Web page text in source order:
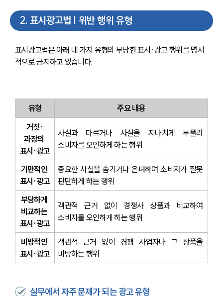
2. 표시광고법 | 위반 행위 유형
표시광고법은 아래 네 가지 유형의 부당한 표시·광고 행위를 명시
적으로 금지하고 있습니다.
유형
주요 내용
거짓·
과장의
표시·광고
사실과 다르거나 사실을 지나치게 부풀려
소비자를 오인하게 하는 행위
기만적인
표시·광고
중요한 사실을 숨기거나 은폐하여 소비자가 잘못
판단하게 하는 행위
부당하게
비교하는
표시·광고
객관적 근거 없이 경쟁사 상품과 비교하여
소비자를 오인하게 하는 행위
비방적인
표시·광고
객관적 근거 없이 경쟁 사업자나 그 상품을
비방하는 행위
실무에서 자주 문제가 되는 광고 유형